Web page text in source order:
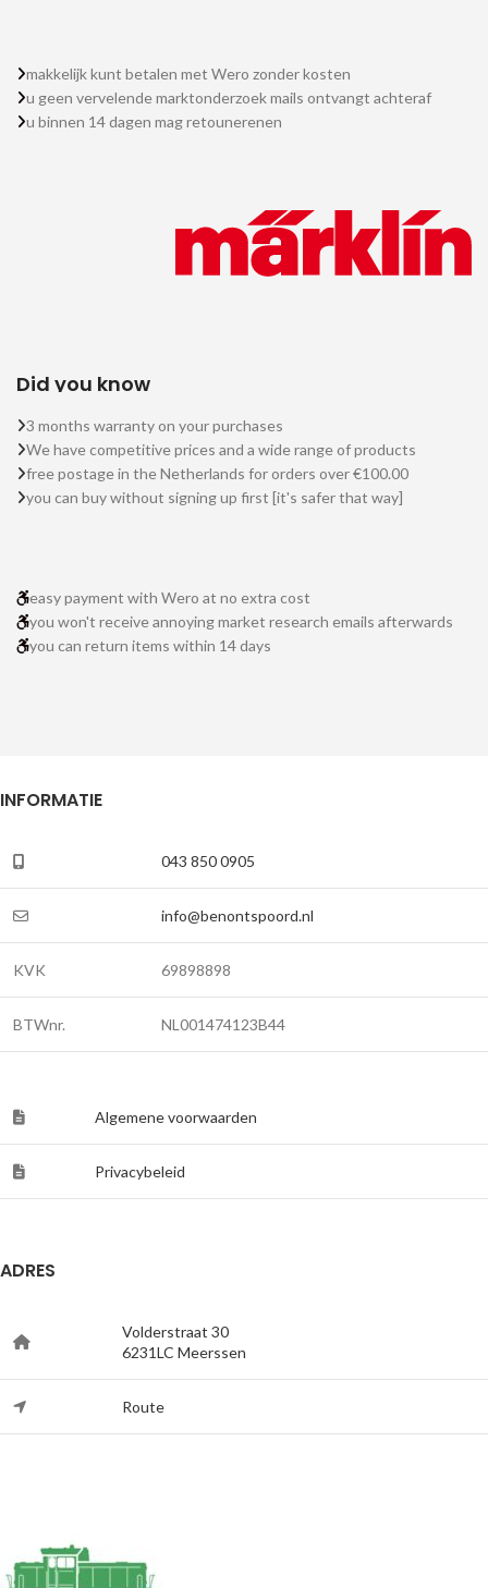
makkelijk kunt betalen met Wero zonder kosten
u geen vervelende marktonderzoek mails ontvangt achteraf
u binnen 14 dagen mag retounerenen
Did you know
3 months warranty on your purchases
We have competitive prices and a wide range of products
free postage in the Netherlands for orders over €100.00
you can buy without signing up first [it's safer that way]
easy payment with Wero at no extra cost
you won't receive annoying market research emails afterwards
you can return items within 14 days
INFORMATIE
043 850 0905
info@benontspoord.nl
KVK 69898898
BTWnr. NL001474123B44
Algemene voorwaarden
Privacybeleid
ADRES
Volderstraat 30
6231LC Meerssen
Route